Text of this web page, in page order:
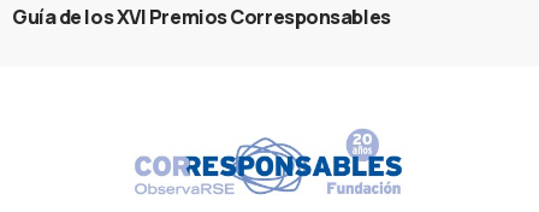
Guía de los XVI Premios Corresponsables